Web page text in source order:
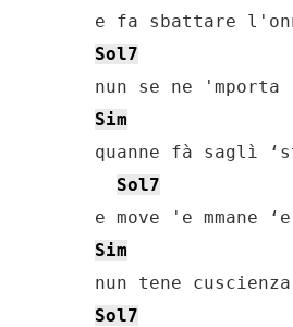
Sol7
Sim
quanne fà saglì
Sol7
Sim
Sol7